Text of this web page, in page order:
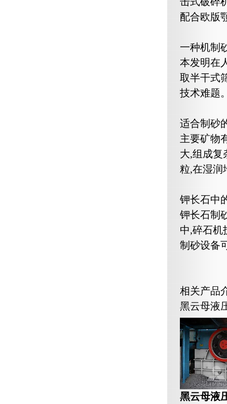
配合欧版
一种机制
本发明在
取半干式
技术难题
适合制砂
主要矿物
大,组成复
粒,在湿润
钾长石中
钾长石制
中,碎石机
制砂设备
相关产品
黑云母液
黑云母液